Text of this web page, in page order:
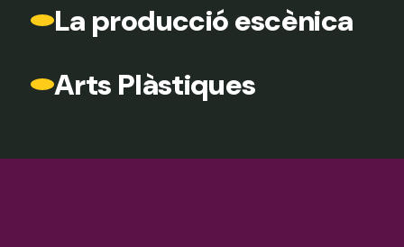
La producció escènica
Arts Plàstiques